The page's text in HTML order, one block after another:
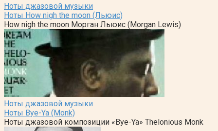
Ноты джазовой музыки
Ноты How nigh the moon (Льюис)
How nigh the moon Морган Льюис (Morgan Lewis)
Ноты джазовой музыки
Ноты Bye-Ya (Monk)
Ноты джазовой композиции «Bye-Ya» Thelonious Monk